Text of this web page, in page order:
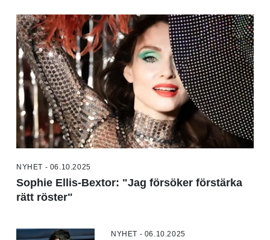
NYHET - 06.10.2025
Sophie Ellis-Bextor: "Jag försöker förstärka
rätt röster"
NYHET - 06.10.2025